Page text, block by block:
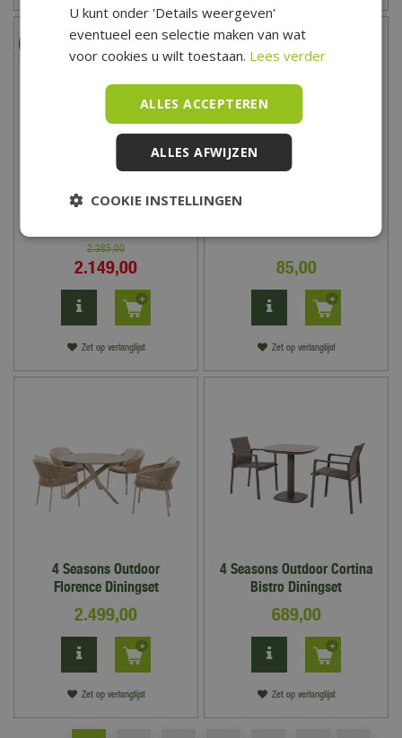
Trestino Alassio Sofa
2.385,00
2.149,00
Zet op verlanglijst
Buitengewoon Boet
85,00
Zet op verlanglijst
4 Seasons Outdoor
Florence Diningset
2.499,00
Zet op verlanglijst
4 Seasons Outdoor Cortina
Bistro Diningset
689,00
Zet op verlanglijst
U kunt onder 'Details weergeven'
eventueel een selectie maken van wat
voor cookies u wilt toestaan. Lees verder
ALLES ACCEPTEREN
ALLES AFWIJZEN
COOKIE INSTELLINGEN